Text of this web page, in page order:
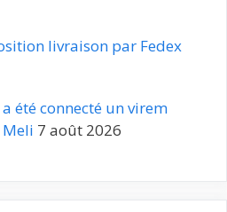
livraison par Fedex
été connecté un virem
Meli 7 août 2026